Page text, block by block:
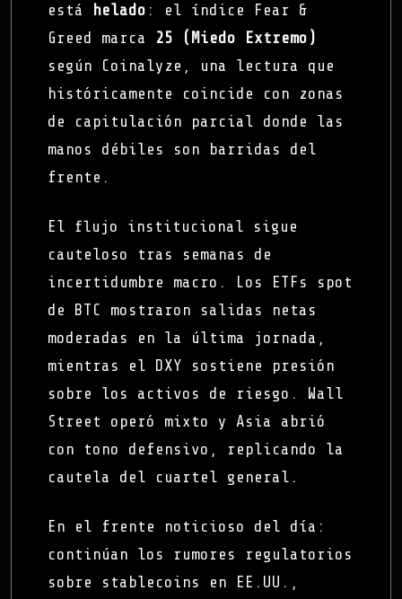
está
helado : el índice Fear &
Greed marca 25 (Miedo Extremo)
según Coinalyze, una lectura que
históricamente coincide con zonas
de capitulación parcial donde las
manos débiles son barridas del
frente.
El flujo institucional sigue
cauteloso tras semanas de
incertidumbre macro. Los ETFs spot
de BTC mostraron salidas netas
moderadas en la última jornada,
mientras el DXY sostiene presión
sobre los activos de riesgo. Wall
Street operó mixto y Asia abrió
con tono defensivo, replicando la
cautela del cuartel general.
En el frente noticioso del día:
continúan los rumores regulatorios
sobre stablecoins en EE.UU.,